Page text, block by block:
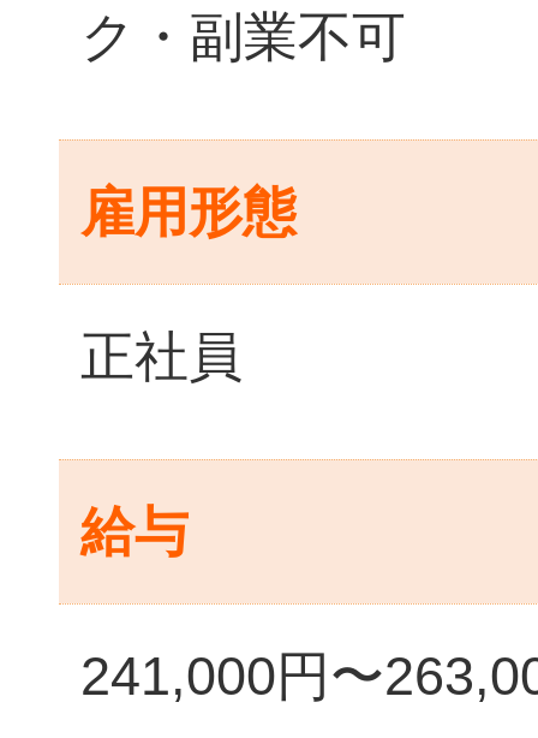
ク・副業不可
雇用形態
正社員
給与
241,000円〜